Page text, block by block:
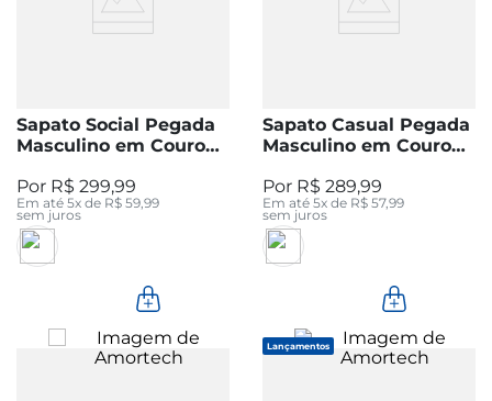
Sapato Social Pegada
Masculino em Couro
R$ 299,99
Em até 5x de R$ 59,99
sem juros
Sapato Casual Pegada
Masculino em Couro
R$ 289,99
Em até 5x de R$ 57,99
sem juros
Lançamentos